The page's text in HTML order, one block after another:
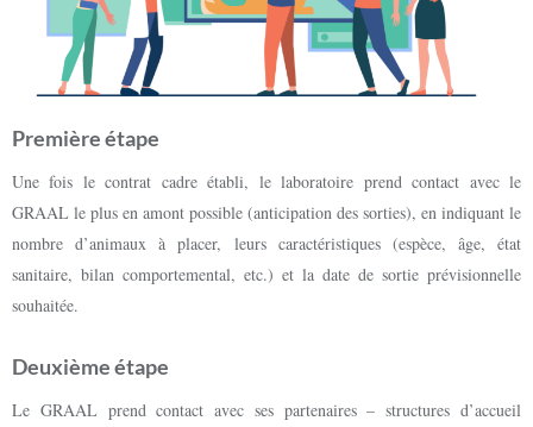
Première étape
Une fois le contrat cadre établi, le laboratoire prend contact avec le
GRAAL le plus en amont possible (anticipation des sorties), en indiquant le
nombre d’animaux à placer, leurs caractéristiques (espèce, âge, état
sanitaire, bilan comportemental, etc.) et la date de sortie prévisionnelle
souhaitée.
Deuxième étape
Le GRAAL prend contact avec ses partenaires – structures d’accueil